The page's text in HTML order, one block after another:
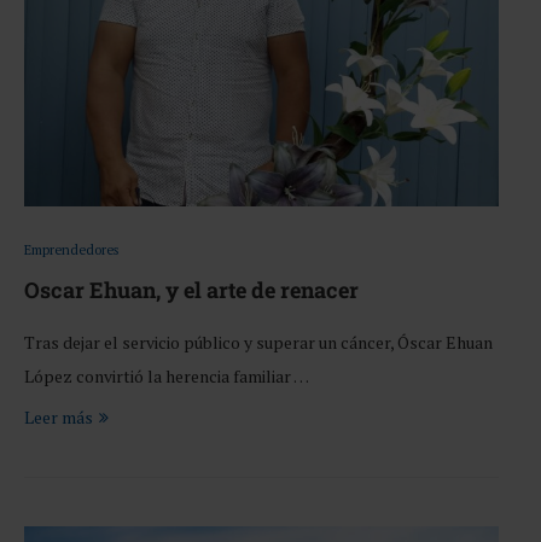
Emprendedores
Oscar Ehuan, y el arte de renacer
Tras dejar el servicio público y superar un cáncer, Óscar Ehuan
López convirtió la herencia familiar …
Leer más